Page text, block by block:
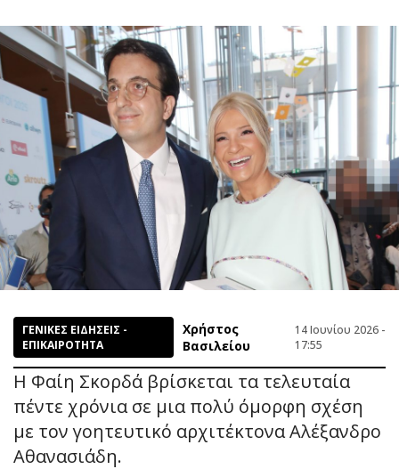
ΓΕΝΙΚΕΣ ΕΙΔΗΣΕΙΣ -
ΕΠΙΚΑΙΡΟΤΗΤΑ
Χρήστος
Βασιλείου
14 Ιουνίου 2026 -
17:55
Η Φαίη Σκορδά βρίσκεται τα τελευταία
πέντε χρόνια σε μια πολύ όμορφη σχέση
με τον γοητευτικό αρχιτέκτονα Αλέξανδρο
Αθανασιάδη.